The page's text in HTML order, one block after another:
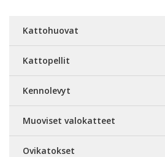
Kattohuovat
Kattopellit
Kennolevyt
Muoviset valokatteet
Ovikatokset